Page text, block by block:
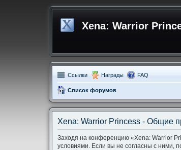
Xena: Warrior
Ссылки Награды FAQ
Список форумов
Xena: Warrior Princess - Общие
Заходя на конференцию «Xena: Warrior
условиями. Если вы не согласны с ними,